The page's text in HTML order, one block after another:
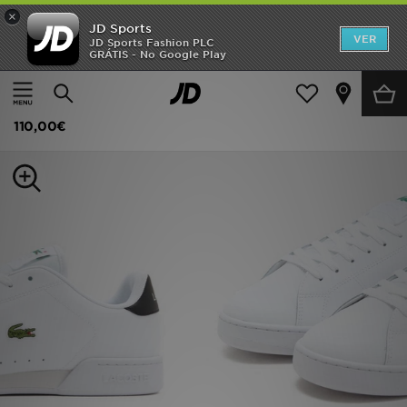
×
JD Sports
JD Sports Fashion PLC
GRÁTIS - No Google Play
VER
Página principal
Homem Calçado de Homem Sapatilhas
Lacoste Carnaby Cupsole
110,00€
INÍCIO
Promoções
MULHER
ESTILO
DESPORTO
FUTEBOL JD